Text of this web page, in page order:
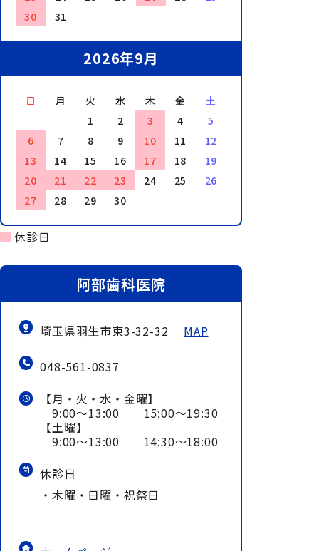
30
31
2026年9月
日 月 火 水 木 金
土
1
2 3 4
5
6
7 8 9 10 11
12
13
14 15 16 17 18
19
20
21 22 23 24 25
26
27
28 29 30
休診日
阿部歯科医院
埼玉県羽生市東3-32-32 MAP
048-561-0837
【月・火・水・金曜】
9:00～13:00 15:00～19:30
【土曜】
9:00～13:00 14:30～18:00
休診日
・木曜・日曜・祝祭日